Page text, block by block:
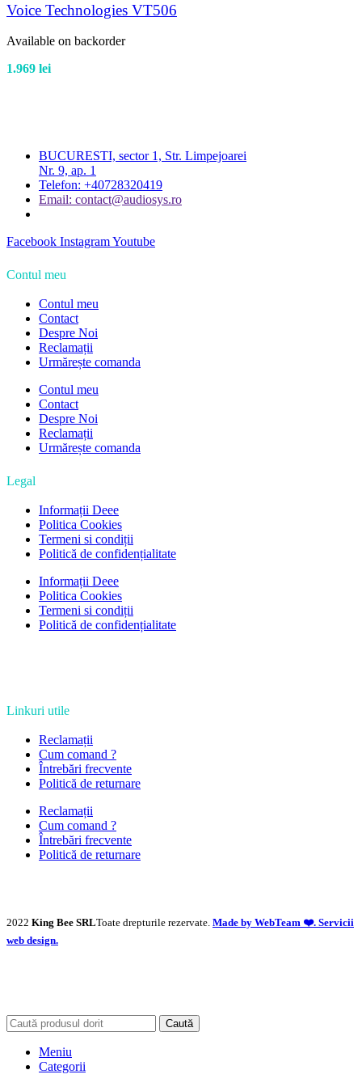
Voice Technologies VT506
Available on backorder
1.969 lei
BUCURESTI, sector 1, Str. Limpejoarei
Nr. 9, ap. 1
Telefon: +40728320419
Email: contact@audiosys.ro
Facebook InstagramYoutube
Contul meu
Contul meu
Contact
Despre Noi
Reclamații
Urmărește comanda
Contul meu
Contact
Despre Noi
Reclamații
Urmărește comanda
Legal
Informații Deee
Politica Cookies
Termeni si condiții
Politică de confidențialitate
Informații Deee
Politica Cookies
Termeni si condiții
Politică de confidențialitate
Linkuri utile
Reclamații
Cum comand ?
Întrebări frecvente
Politică de returnare
Reclamații
Cum comand ?
Întrebări frecvente
Politică de returnare
2022 King Bee SRLToate drepturile rezervate. Made by WebTeam ❤️. Servicii
web design.
Caută
Meniu
Categorii